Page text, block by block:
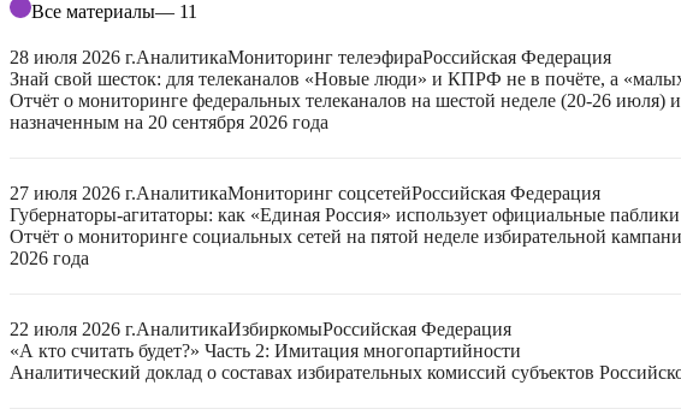
Все материалы— 11
28 июля 2026 г.АналитикаМониторинг телеэфираРоссийская Федерация
Знай свой шесток: для телеканалов «Новые люди» и КПРФ не в почёте, а
Отчёт о мониторинге федеральных телеканалов на шестой неделе (20-26
назначенным на 20 сентября 2026 года
27 июля 2026 г.АналитикаМониторинг соцсетейРоссийская Федерация
Губернаторы-агитаторы: как «Единая Россия» использует официальные
Отчёт о мониторинге социальных сетей на пятой неделе избирательной
2026 года
22 июля 2026 г.АналитикаИзбиркомыРоссийская Федерация
«А кто считать будет?» Часть 2: Имитация многопартийности
Аналитический доклад о составах избирательных комиссий субъектов